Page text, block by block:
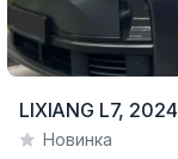
LIXIANG L7, 2024
Новинка